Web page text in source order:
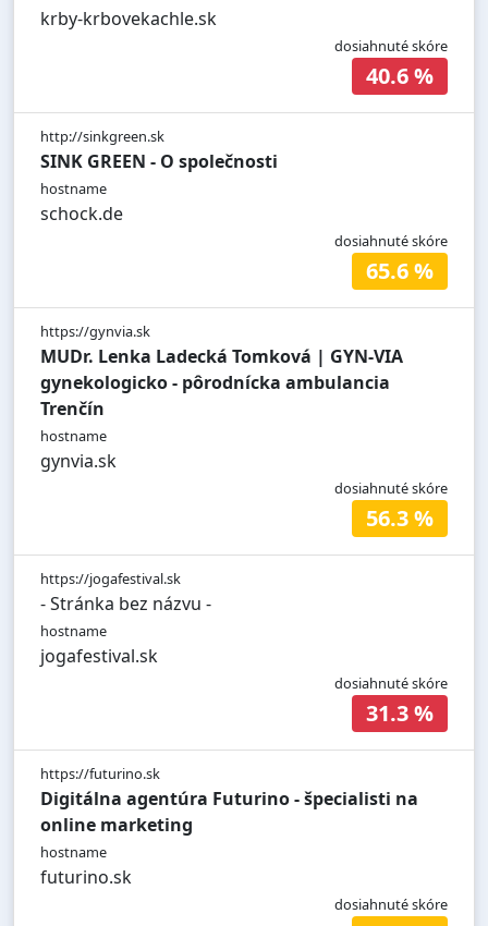
krby-krbovekachle.sk
dosiahnuté skóre
40.6 %
http://sinkgreen.sk
SINK GREEN - O společnosti
hostname
schock.de
dosiahnuté skóre
65.6 %
https://gynvia.sk
MUDr. Lenka Ladecká Tomková | GYN-VIA
gynekologicko - pôrodnícka ambulancia
Trenčín
hostname
gynvia.sk
dosiahnuté skóre
56.3 %
https://jogafestival.sk
- Stránka bez názvu -
hostname
jogafestival.sk
dosiahnuté skóre
31.3 %
https://futurino.sk
Digitálna agentúra Futurino - špecialisti na
online marketing
hostname
futurino.sk
dosiahnuté skóre